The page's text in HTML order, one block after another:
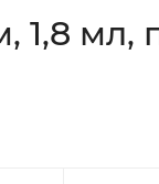
1,8 мл,